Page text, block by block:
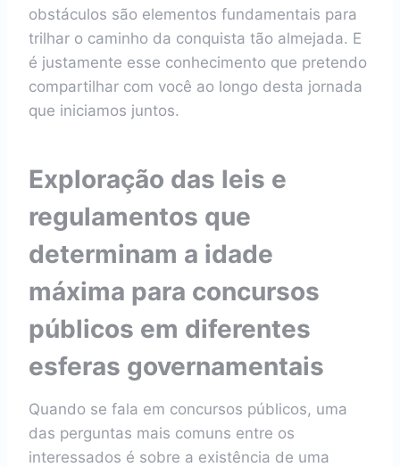
obstáculos são elementos fundamentais para
trilhar o caminho da conquista tão almejada. E
é justamente esse conhecimento que pretendo
compartilhar com você ao longo desta jornada
que iniciamos juntos.
Exploração das leis e
regulamentos que
determinam a idade
máxima para concursos
públicos em diferentes
esferas governamentais
Quando se fala em concursos públicos, uma
das perguntas mais comuns entre os
interessados é sobre a existência de uma